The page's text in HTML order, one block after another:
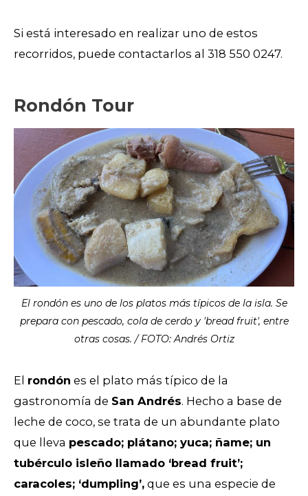
Si está interesado en realizar uno de estos
recorridos, puede contactarlos al 318 550 0247.
Rondón Tour
El rondón es uno de los platos más típicos de la isla. Se
prepara con pescado, cola de cerdo y 'bread fruit', entre
otras cosas. / FOTO: Andrés Ortiz
El rondón es el plato más típico de la
gastronomía de San Andrés. Hecho a base de
leche de coco, se trata de un abundante plato
que lleva pescado; plátano; yuca; ñame; un
tubérculo isleño llamado ‘bread fruit’;
caracoles; ‘dumpling’, que es una especie de